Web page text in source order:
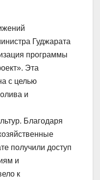
Гуджарата
программы
Эта
с целью
и
Благодаря
получили доступ
и
к